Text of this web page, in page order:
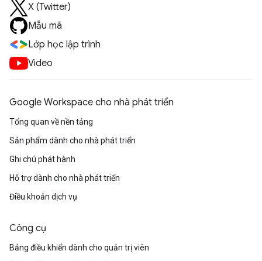
X (Twitter)
Mẫu mã
Lớp học lập trình
Video
Google Workspace cho nhà phát triển
Tổng quan về nền tảng
Sản phẩm dành cho nhà phát triển
Ghi chú phát hành
Hỗ trợ dành cho nhà phát triển
Điều khoản dịch vụ
Công cụ
Bảng điều khiển dành cho quản trị viên